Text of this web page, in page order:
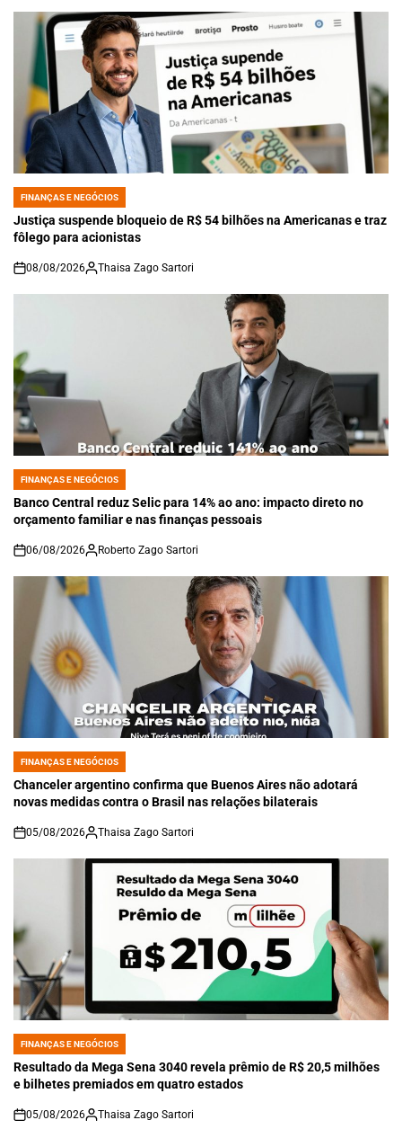
POSTED
IN
FINANÇAS E NEGÓCIOS
Justiça suspende bloqueio de R$ 54 bilhões na Americanas e traz
fôlego para acionistas
on
08/08/2026 Thaisa Zago Sartori
POSTED
IN
FINANÇAS E NEGÓCIOS
Banco Central reduz Selic para 14% ao ano: impacto direto no
orçamento familiar e nas finanças pessoais
on
06/08/2026 Roberto Zago Sartori
POSTED
IN
FINANÇAS E NEGÓCIOS
Chanceler argentino confirma que Buenos Aires não adotará
novas medidas contra o Brasil nas relações bilaterais
on
05/08/2026 Thaisa Zago Sartori
POSTED
IN
FINANÇAS E NEGÓCIOS
Resultado da Mega Sena 3040 revela prêmio de R$ 20,5 milhões
e bilhetes premiados em quatro estados
on
05/08/2026 Thaisa Zago Sartori